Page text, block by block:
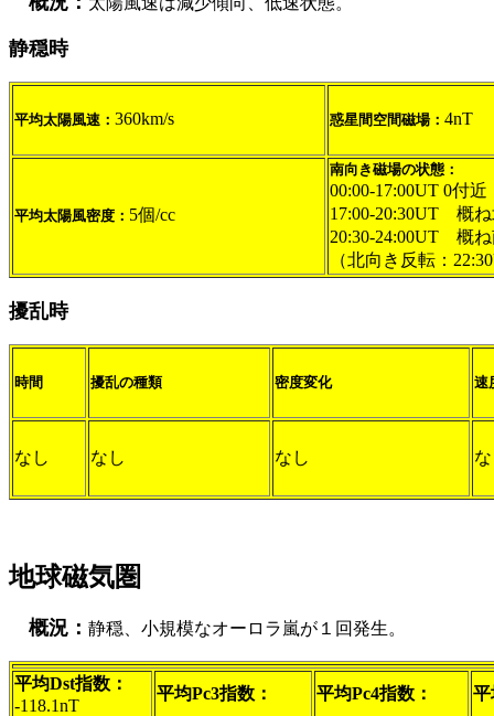
静穏時
平均太陽風速： 360km/s 惑星間空間磁場： 4nT
平均太陽風密度： 5個/cc
南向き磁場の状態：
00:00-17:00UT 0付近
17:00-20:30UT 概
20:30-24:00UT 概
（北向き反転：
擾乱時
時間 擾乱の種類 密度変化 速
なし なし なし
地球磁気圏
概況： 静穏、小規模なオーロラ嵐が１回発生。
平均Dst指数：
-118.1nT
平均Pc3指数： 平均Pc4指数： 平